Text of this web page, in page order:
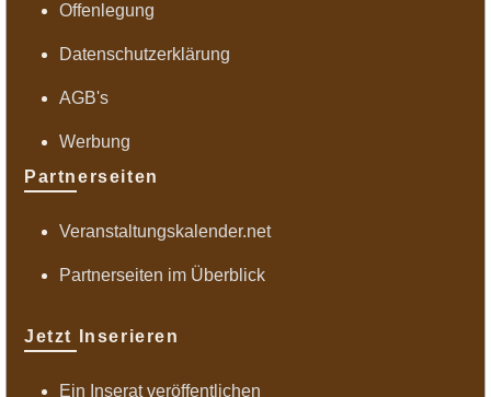
Offenlegung
Datenschutzerklärung
AGB's
Werbung
Partnerseiten
Veranstaltungskalender.net
Partnerseiten im Überblick
Jetzt Inserieren
Ein Inserat veröffentlichen